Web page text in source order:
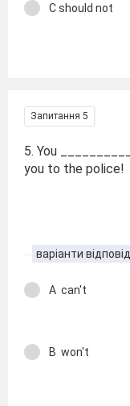
C should not
Запитання 5
5. You
you to the police!
варіанти
A can't
B won't